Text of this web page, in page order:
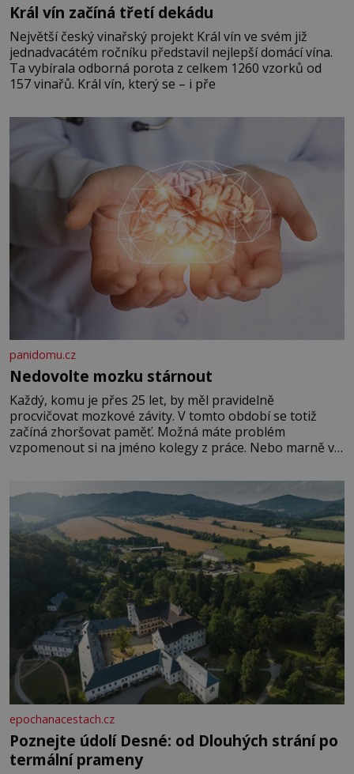
Král vín začíná třetí dekádu
Největší český vinařský projekt Král vín ve svém již
jednadvacátém ročníku představil nejlepší domácí vína.
Ta vybírala odborná porota z celkem 1260 vzorků od
157 vinařů. Král vín, který se – i pře
panidomu.cz
Nedovolte mozku stárnout
Každý, komu je přes 25 let, by měl pravidelně
procvičovat mozkové závity. V tomto období se totiž
začíná zhoršovat paměť. Možná máte problém
vzpomenout si na jméno kolegy z práce. Nebo marně v
Je to opravdu tak, s věkem jako kdyby se paměť
rozhodla stávkovat. Cvičte
epochanacestach.cz
Poznejte údolí Desné: od Dlouhých strání po
termální prameny